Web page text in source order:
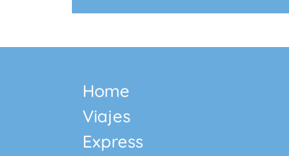
Home
Viajes
Express